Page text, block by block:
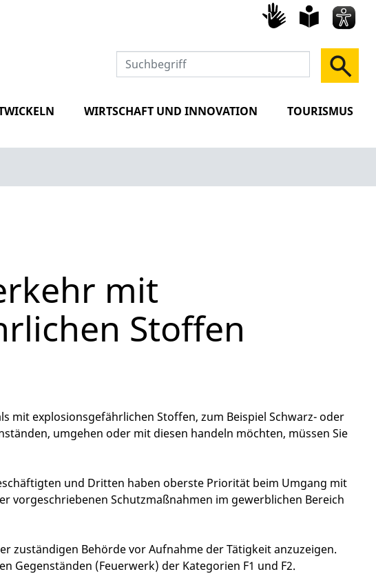
WIRTSCHAFT UND INNOVATION TOURISMUS
mit
Stoffen
mit explosionsgefährlichen Stoffen, zum Beispiel Schwarz- oder
umgehen oder mit diesen handeln möchten, müssen Sie
und Dritten haben oberste Priorität beim Umgang mit
vorgeschriebenen Schutzmaßnahmen im gewerblichen Bereich
zuständigen Behörde vor Aufnahme der Tätigkeit anzuzeigen.
Gegenständen (Feuerwerk) der Kategorien F1 und F2.